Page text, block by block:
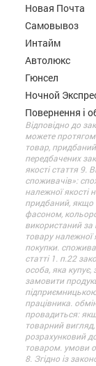
Новая Почта
Самовывоз
Интайм
Автолюкс
Гюнсел
Ночной
Повернення і
Відповідно до
можете
товар,
передбачених
якості стаття 9.
споживачів»:
належної якості
придбаний, якщо
фасоном,
використаний
товару належної
покупки.
статті 1. п.22
особа, яка
замовити
працівника.
провадиться:
товарний
розрахунковий
товаром. умови
8. Згідно із